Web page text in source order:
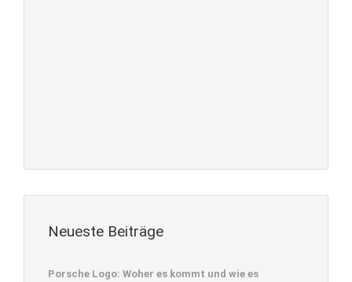
Neueste Beiträge
Porsche Logo: Woher es kommt und wie es